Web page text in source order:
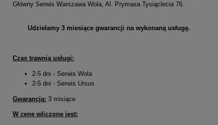
Główny Serwis Warszawa Wola, Al. Prymasa Tysiąclecia 76.
Udzielamy 3 miesiące gwarancji na wykonaną usługę.
Czas trawnia usługi:
2-5 dni - Serwis Wola
2-5 dni - Serwis Ursus
Gwarancja: 3 misiące
W cenę wliczone jest: